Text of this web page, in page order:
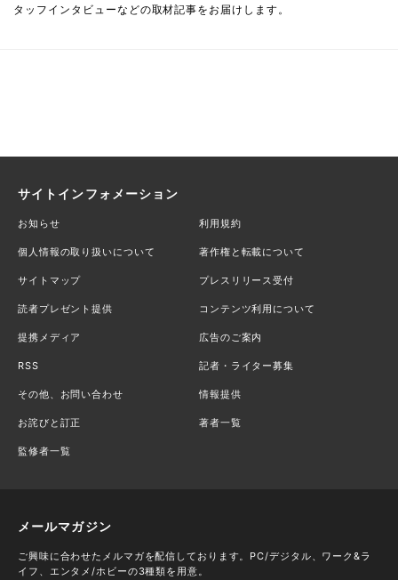
タッフインタビューなどの取材記事をお届けします。
サイトインフォメーション
お知らせ 利用規約
個人情報の取り扱いについて 著作権と転載について
サイトマップ プレスリリース受付
読者プレゼント提供 コンテンツ利用について
提携メディア 広告のご案内
RSS 記者・ライター募集
その他、お問い合わせ 情報提供
お詫びと訂正 著者一覧
監修者一覧
メールマガジン
ご興味に合わせたメルマガを配信しております。PC/デジタル、ワーク&ラ
イフ、エンタメ/ホビーの3種類を用意。